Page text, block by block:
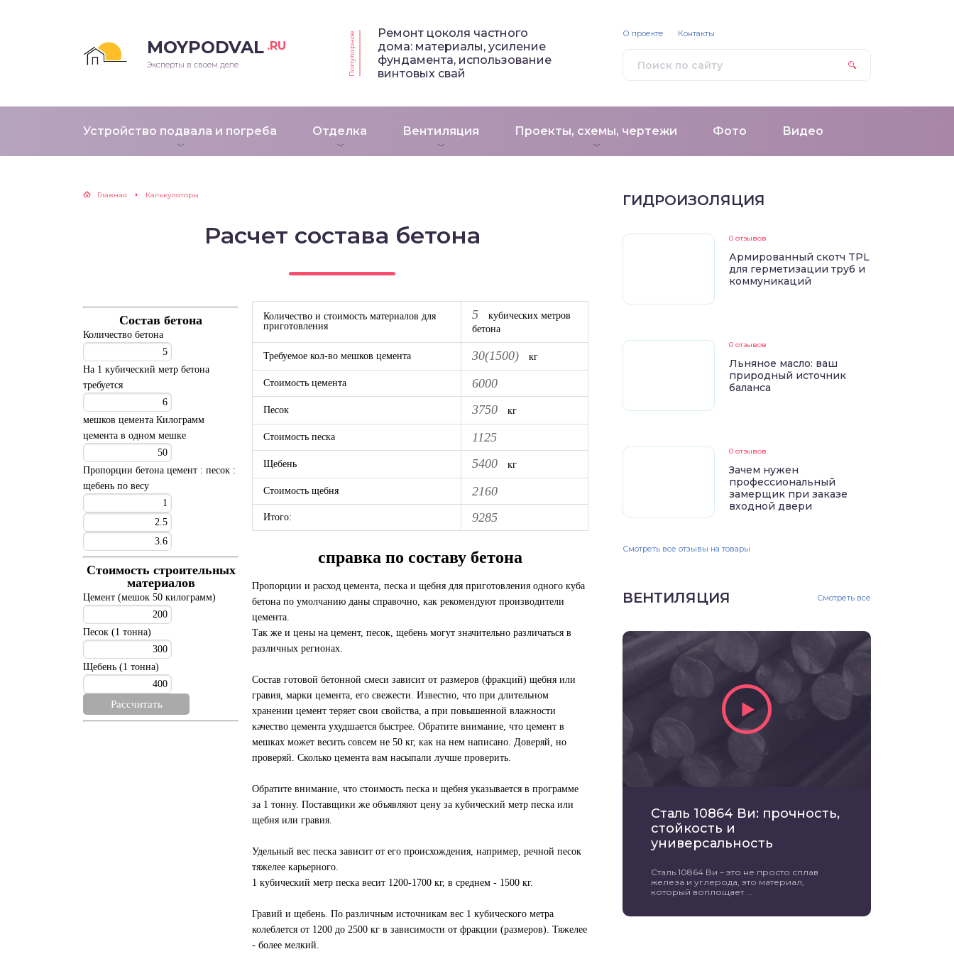
MOYPODVAL .RU
Эксперты в своем деле Популярное
Ремонт цоколя частного
дома: материалы, усиление
фундамента, использование
винтовых свай
Устройство подвала и погреба Отделка Вентиляция Проекты, схемы, чертежи Фото Видео
О проекте Контакты
Главная Калькуляторы
Расчет состава бетона
Состав бетона
Количество бетона
На 1 кубический метр бетона
требуется
мешков цемента Килограмм
цемента в одном мешке
Пропорции бетона цемент : песок :
щебень по весу
Стоимость строительных
материалов
Цемент (мешок 50 килограмм)
Песок (1 тонна)
Щебень (1 тонна)
Количество и стоимость материалов для
приготовления
5
кубических метров
бетона
Требуемое кол-во мешков цемента 30(1500) кг
Стоимость цемента 6000
Песок 3750 кг
Стоимость песка 1125
Щебень 5400 кг
Стоимость щебня 2160
Итого: 9285
справка по составу бетона
Пропорции и расход цемента, песка и щебня для приготовления одного куба
бетона по умолчанию даны справочно, как рекомендуют производители
цемента.
Так же и цены на цемент, песок, щебень могут значительно различаться в
различных регионах.
Состав готовой бетонной смеси зависит от размеров (фракций) щебня или
гравия, марки цемента, его свежести. Известно, что при длительном
хранении цемент теряет свои свойства, а при повышенной влажности
качество цемента ухудшается быстрее. Обратите внимание, что цемент в
мешках может весить совсем не 50 кг, как на нем написано. Доверяй, но
проверяй. Сколько цемента вам насыпали лучше проверить.
Обратите внимание, что стоимость песка и щебня указывается в программе
за 1 тонну. Поставщики же объявляют цену за кубический метр песка или
щебня или гравия.
Удельный вес песка зависит от его происхождения, например, речной песок
тяжелее карьерного.
1 кубический метр песка весит 1200-1700 кг, в среднем - 1500 кг.
Гравий и щебень. По различным источникам вес 1 кубического метра
колеблется от 1200 до 2500 кг в зависимости от фракции (размеров). Тяжелее
- более мелкий.
ГИДРОИЗОЛЯЦИЯ
0 отзывов
Армированный скотч TPL
для герметизации труб и
коммуникаций
0 отзывов
Льняное масло: ваш
природный источник
баланса
0 отзывов
Зачем нужен
профессиональный
замерщик при заказе
входной двери
Смотреть все отзывы на товары
ВЕНТИЛЯЦИЯ Смотреть все
Сталь 10864 Ви: прочность,
стойкость и
универсальность
Сталь 10864 Ви – это не просто сплав
железа и углерода, это материал,
который воплощает ...